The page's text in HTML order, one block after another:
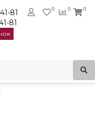
81
81
0
0 0